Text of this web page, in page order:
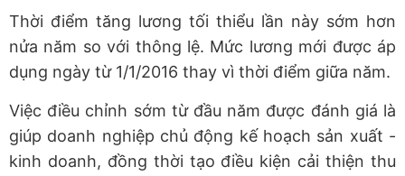
Thời điểm tăng lương tối thiểu lần này sớm hơn
nửa năm so với thông lệ. Mức lương mới được áp
dụng ngày từ 1/1/2016 thay vì thời điểm giữa năm.
Việc điều chỉnh sớm từ đầu năm được đánh giá là
giúp doanh nghiệp chủ động kế hoạch sản xuất -
kinh doanh, đồng thời tạo điều kiện cải thiện thu